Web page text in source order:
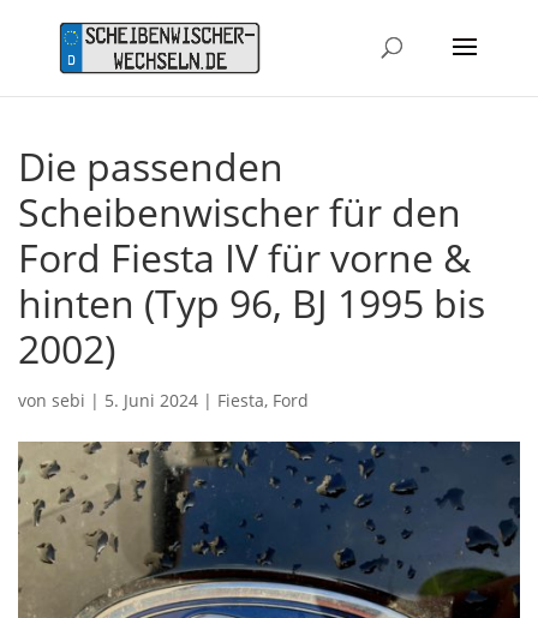
Die passenden
Scheibenwischer für den
Ford Fiesta IV für vorne &
hinten (Typ 96, BJ 1995 bis
2002)
von sebi | 5. Juni 2024 | Fiesta, Ford